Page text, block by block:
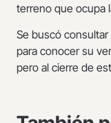
terreno que ocupa
Se buscó
para conocer su
pero al cierre de